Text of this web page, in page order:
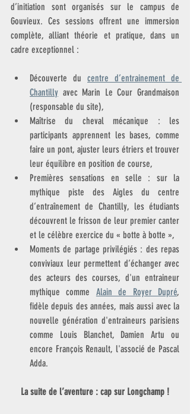
d’initiation sont organisés sur le campus de
Gouvieux. Ces sessions offrent une immersion
complète, alliant théorie et pratique, dans un
cadre exceptionnel :
Découverte du centre d’entrainement de
Chantilly avec Marin Le Cour Grandmaison
(responsable du site),
Maîtrise du cheval mécanique : les
participants apprennent les bases, comme
faire un pont, ajuster leurs étriers et trouver
leur équilibre en position de course,
Premières sensations en selle : sur la
mythique piste des Aigles du centre
d’entraînement de Chantilly, les étudiants
découvrent le frisson de leur premier canter
et le célèbre exercice du « botte à botte »,
Moments de partage privilégiés : des repas
conviviaux leur permettent d’échanger avec
des acteurs des courses, d'un entraineur
mythique comme Alain de Royer Dupré,
fidèle depuis des années, mais aussi avec la
nouvelle génération d'entraineurs parisiens
comme Louis Blanchet, Damien Artu ou
encore François Renault, l'associé de Pascal
Adda.
La suite de l’aventure : cap sur Longchamp !